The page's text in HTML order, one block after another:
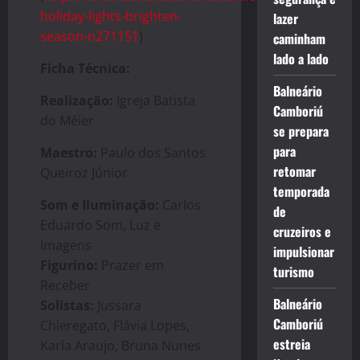
holiday-lights-brighten-
season-n271151)
Ficha Técnica:
Realização: Igreja Batista
do Méier
Maestro: Paulo dos Santos
Queiroz Júnior
Som e Iluminação: Carlos
Eduardo Som, Luz e
Imagens
Figurino: Prazer em
Receber
Solistas: Jussara
Chieregato, Flávia Lopes,
Karla Araujo, Bruna Nunes
lazer
caminham
lado a lado
Balneário
Camboriú
se prepara
para
retomar
temporada
de
cruzeiros e
impulsionar
turismo
Balneário
Camboriú
estreia